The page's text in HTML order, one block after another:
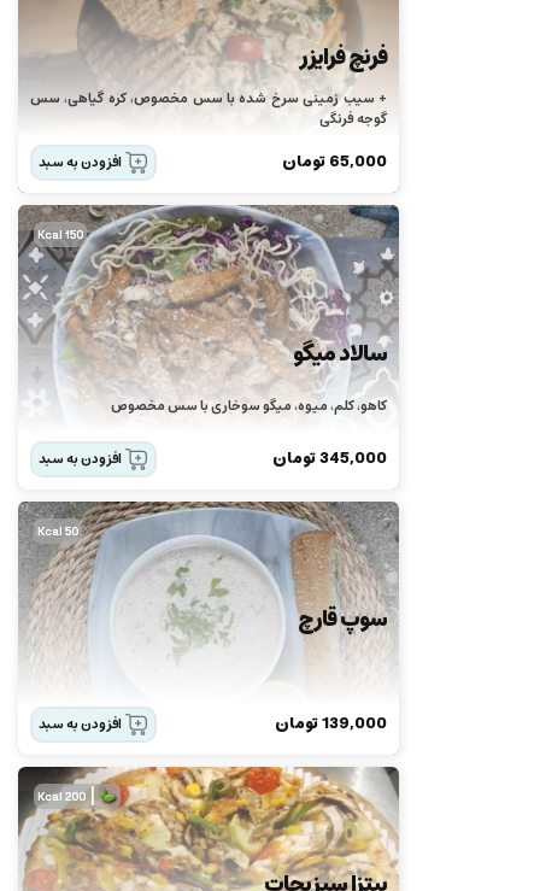
فرنچ فرایزر
+ سیب زمینی سرخ شده با سس مخصوص، کره گیاهی، سس
گوجه فرنگی
65,000تومان افزودن به سبد
150 Kcal
سالاد میگو
کاهو، کلم، میوه، میگو سوخاری با سس مخصوص
345,000تومان افزودن به سبد
50 Kcal
سوپ قارچ
139,000تومان افزودن به سبد
|
200 Kcal